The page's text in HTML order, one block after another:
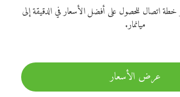
اتصال للحصول على أفضل الأسعار في الدقيقة إلى
ميانمار.
عرض الأسعار